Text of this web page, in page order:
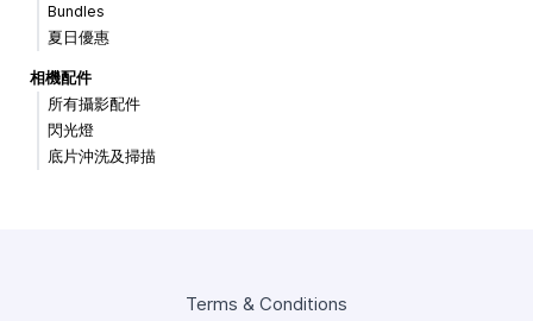
Bundles
夏日優惠
相機配件
所有攝影配件
閃光燈
底片沖洗及掃描
Terms & Conditions